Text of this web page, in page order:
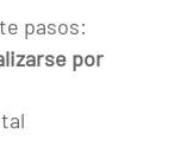
pasos:
por